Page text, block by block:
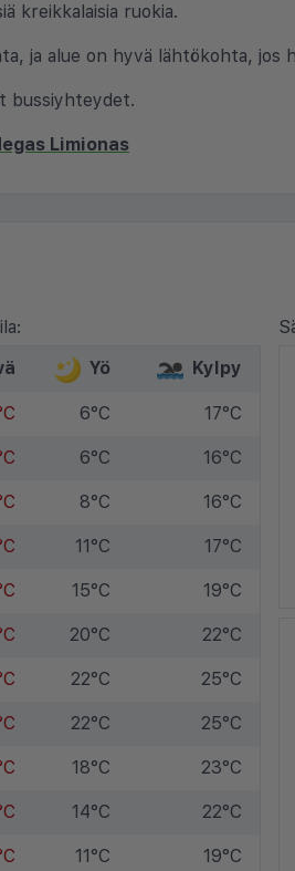
kreikkalaisia ruokia.
ja alue on hyvä lähtökohta, jos
bussiyhteydet.
Limionas
Yö Kylpy
6°C 17°C
6°C 16°C
8°C 16°C
11°C 17°C
15°C 19°C
20°C 22°C
22°C 25°C
22°C 25°C
18°C 23°C
14°C 22°C
11°C 19°C